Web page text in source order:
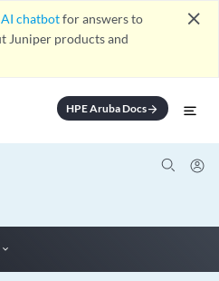
chatbotfor answers to
Juniper products and
close
HPE Aruba Docsarrow_forward